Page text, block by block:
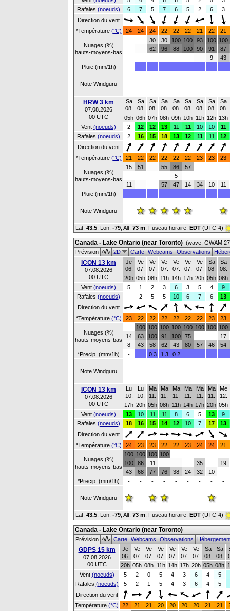
Rafales (noeuds) 6 7 5 7 6 5 2 6
3
Direction du vent
*Température (°C) 24 24 24 22 22 22 21 22 21
Nuages (%)
hauts-moyens-bas
30
62
30
96
100
88
100
100
93
90
100
91
9
100
87
43
Pluie (mm/1h)
-
Note Windguru
HRW 3 km
07.08.2026
00 UTC
Sa
08.
Sa
08.
Sa
08.
Sa
08.
Sa
08.
Sa
08.
Sa
08.
Sa
08.
Sa
08.
05h 06h 07h 08h 09h 10h 11h 12h 13h
Vent (noeuds) 2 12 12 13 11 11 10 10
11
Rafales (noeuds) 2 16 15 18 13 12 11 11
12
Direction du vent
*Température (°C) 21 22 22 22 22 22 23 23 23
Nuages (%)
hauts-moyens-bas
15
11
51 55
57
86
5
47
57
14 34 10
11
Pluie (mm/1h)
Note Windguru
Lat: 43.5 , Lon: -79 Alt: 73 m , Fuseau horaire: EDT (UTC-4)
Canada - Lake Ontario (near Toronto) (wave: GWAM
Prévision
2D CarteWebcamsObservations
ICON 13 km
07.08.2026
00 UTC
Je
06.
Ve
07.
Ve
07.
Ve
07.
Ve
07.
Ve
07.
Ve
07.
Sa
08.
Sa
08.
20h 05h 08h 11h 14h 17h 20h 05h 08h
Vent (noeuds) 5 1 2 3 6 3 5 4
9
Rafales (noeuds) - 2 5 5 10 6 7 6
13
Direction du vent
*Température (°C) 23 22 22 22 22 22 22 23 23
Nuages (%)
hauts-moyens-bas
14
8
100
63
43
100
100
58
100
91
62
100
100
43
100
75
80
100
57
100
46
100
17
54
*Precip. (mm/1h)
- 0.3 1.3 0.2
Note Windguru
ICON 13 km
07.08.2026
00 UTC
Lu
10.
Lu
10.
Ma
11.
Ma
11.
Ma
11.
Ma
11.
Ma
11.
Ma
11.
Me
12.
17h 20h 05h 08h 11h 14h 17h 20h 05h
Vent (noeuds) 13 10 11 11 8 6 5 13
9
Rafales (noeuds) 18 16 15 14 12 10 7 17
13
Direction du vent
*Température (°C) 24 23 23 22 22 23 24 24 21
Nuages (%)
hauts-moyens-bas
100
100
43
100
86
68
100
11
77
100
76 38 24
35
32
10
19
*Precip. (mm/1h) - - - - - - - - -
Note Windguru
Lat: 43.5 , Lon: -79 Alt: 73 m , Fuseau horaire: EDT (UTC-4)
Canada - Lake Ontario (near Toronto)
Prévision CarteWebcamsObservations
GDPS 15 km
07.08.2026
00 UTC
Je
06.
Ve
07.
Ve
07.
Ve
07.
Ve
07.
Ve
07.
Ve
07.
Sa
08.
Sa
08.
20h 05h 08h 11h 14h 17h 20h 05h 08h
Vent (noeuds) 5 2 0 5 4 3 6 4
5
Rafales (noeuds) 5 2 1 5 4 3 6 4
5
Direction du vent
Température (°C) 22 21 21 20 20 20 20 21 21